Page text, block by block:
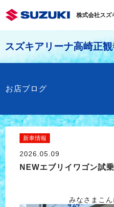
株式会社スズ
スズキアリーナ高崎正
お店ブログ
新車情報
2026.05.09
NEWエブリイワゴン試
みなさまこん